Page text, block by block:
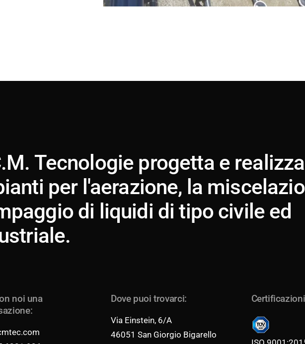
Tecnologie progetta e realizza
per l'aerazione, la
di liquidi di tipo civile ed
noi una
Dove puoi trovarci:
Via Einstein, 6/A
46051 San Giorgio Bigarello